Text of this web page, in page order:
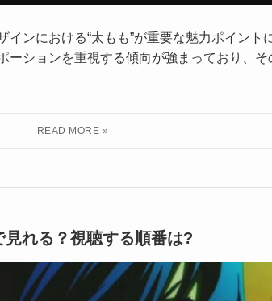
ンにおける“太もも”が重要な魅力ポイント
ーションを重視する傾向が強まっており、
れる？視聴する順番は?